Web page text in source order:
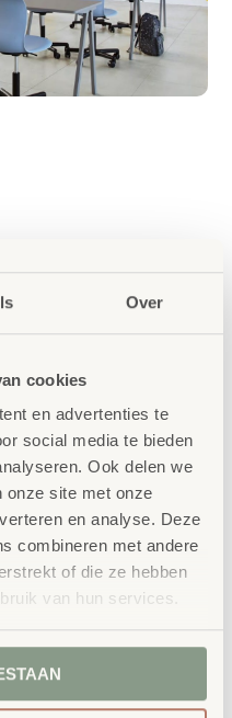
Over
cookies
en advertenties te
social media te bieden
Ook delen we
onze site met onze
en analyse. Deze
combineren met andere
of die ze hebben
van hun services.